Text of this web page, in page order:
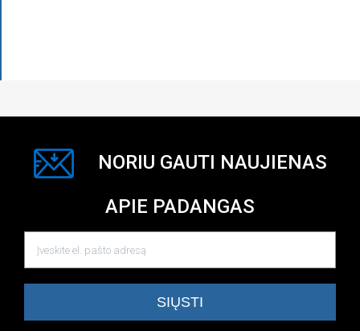
NORIU GAUTI NAUJIENAS
APIE PADANGAS